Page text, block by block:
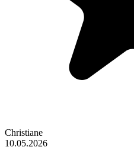
Christiane
10.05.2026